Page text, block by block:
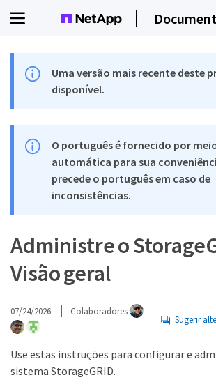
Uma versão mais recente deste
disponível.
O português é fornecido por
automática para sua
precede o português em caso de
inconsistências.
Administre o
Visão geral
07/24/2026 Colaboradores
Sugerir
Use estas instruções para configurar e
sistema StorageGRID.